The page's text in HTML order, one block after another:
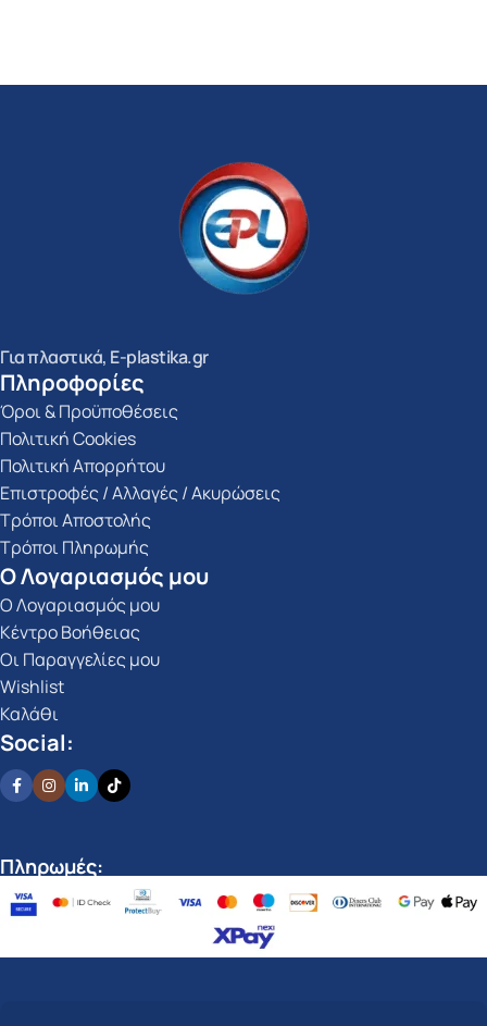
Για πλαστικά, E-plastika.gr
Πληροφορίες
Όροι & Προϋποθέσεις
Πολιτική Cookies
Πολιτική Απορρήτου
Επιστροφές / Αλλαγές / Ακυρώσεις
Τρόποι Αποστολής
Τρόποι Πληρωμής
Ο Λογαριασμός μου
Ο Λογαριασμός μου
Κέντρο Βοήθειας
Οι Παραγγελίες μου
Wishlist
Καλάθι
Social:
Πληρωμές: